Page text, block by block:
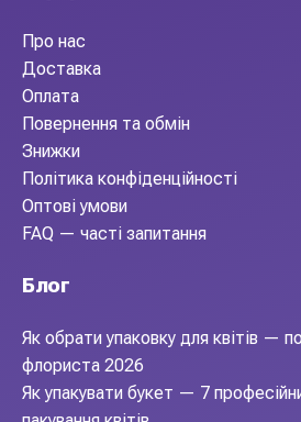
Про нас
Доставка
Оплата
Повернення та обмін
Знижки
Політика конфіденційності
Оптові умови
FAQ — часті запитання
Блог
Як обрати упаковку для квітів —
флориста 2026
Як упакувати букет — 7